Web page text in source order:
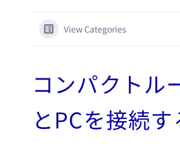
View Categories
コンパクトル
とPCを接続す